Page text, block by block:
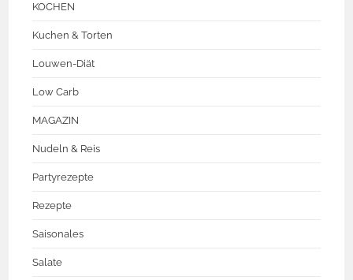
KOCHEN
Kuchen & Torten
Louwen-Diät
Low Carb
MAGAZIN
Nudeln & Reis
Partyrezepte
Rezepte
Saisonales
Salate